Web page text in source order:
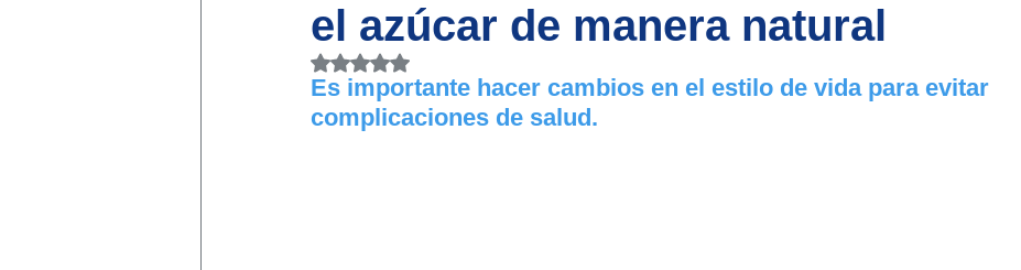
el azúcar de manera natural
Obtuvo NaN de 5 estrellas.
Es importante hacer cambios en el estilo de vida para evitar
complicaciones de salud.